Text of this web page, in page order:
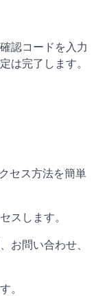
認コードを入力
は完了します。
セス方法を簡単
スします。
お問い合わせ、
。